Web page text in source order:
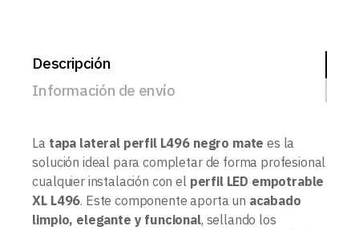
Descripción
Información de envío
La tapa lateral perfil L496 negro mate es la
solución ideal para completar de forma profesional
cualquier instalación con el perfil LED empotrable
XL L496. Este componente aporta un acabado
limpio, elegante y funcional, sellando los